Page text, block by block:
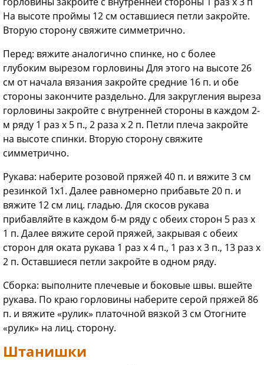
На высоте проймы 12 см оставшиеся петли закройте.
Вторую сторону свяжите симметрично.
Перед: вяжите аналогично спинке, но с более
глубоким вырезом горловины Для этого на высоте 26
см от начала вязания закройте средние 16 п. и обе
стороны закончите раздельно. Для закругления выреза
горловины закройте с внутренней стороны в каждом 2-
м ряду 1 раз х 5 п., 2 раза х 2 п. Петли плеча закройте
на высоте спинки. Вторую сторону свяжите
симметрично.
Рукава: наберите розовой пряжей 40 п. и вяжите 3 см
резинкой 1x1. Далее равномерно прибавьте 20 п. и
вяжите 12 см лиц. гладью. Для скосов рукава
прибавляйте в каждом б-м ряду с обеих сторон 5 раз х
1 п. Далее вяжите серой пряжей, закрывая с обеих
сторон для оката рукава 1 раз х 4 п., 1 раз х 3 п., 13 раз х
2 п. Оставшиеся петли закройте в одном ряду.
Сборка: выполните плечевые и боковые швы. вшейте
рукава. По краю горловины наберите серой пряжей 86
п. и вяжите «рулик» платочной вязкой 3 см Отогните
«рулик» на лиц. сторону.
Штанишки